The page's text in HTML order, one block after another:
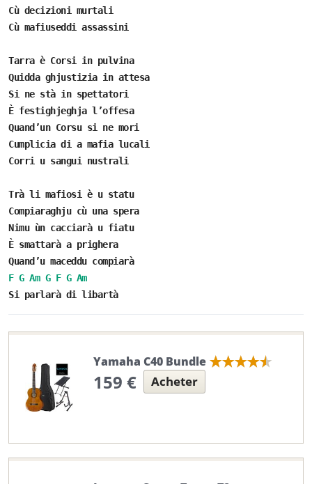
Cù decizioni murtali
Cù mafiuseddi assassini
Tarra è Corsi in pulvina
Quidda ghjustizia in attesa
Si ne stà in spettatori
È festighjeghja l’offesa
Quand’un Corsu si ne mori
Cumplicia di a mafia lucali
Corri u sangui nustrali
Trà li mafiosi è u statu
Compiaraghju cù una spera
Nimu ùn cacciarà u fiatu
È smattarà a prighera
Quand’u maceddu compiarà
F G Am G F G Am
Si parlarà di libartà
Yamaha C40 Bundle
159 € Acheter